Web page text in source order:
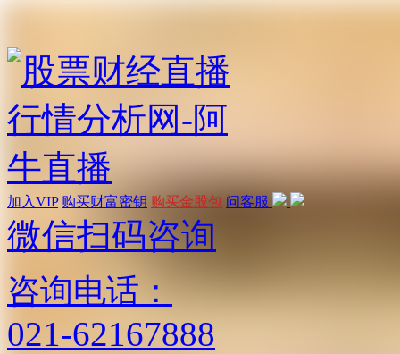
加入VIP 购买财富密钥 购买金股包 问客服
微信扫码咨询
咨询电话：
021-62167888